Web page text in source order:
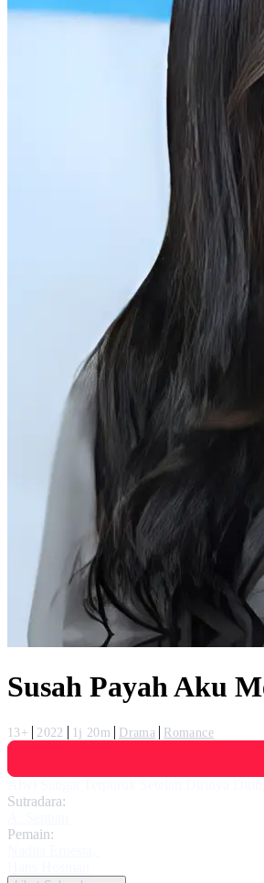
Susah Payah Aku
13+ 2022 1j 20m Drama
Romance
Sutradara:
Pemain: